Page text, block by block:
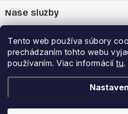
Tento web používa súbory
prechádzaním tohto webu
používaním. Viac informácií tu.
ä
t
OBCHODNÉ PODMIENKY
Zásady spracovania a ochrany
Reklamačný poriadok
Naše služby
Bootfitting - Tvarovanie
Dynamická analýza chodidla
Požičovňa lyží
Výhody a zľavy
Garancia najnižšej ceny
Prihlásenie